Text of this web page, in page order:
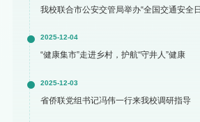
我校联合市公安交管局举办“全国交通安全
2025-12-04
“健康集市”走进乡村，护航“守井人”健康
2025-12-03
省侨联党组书记冯伟一行来我校调研指导